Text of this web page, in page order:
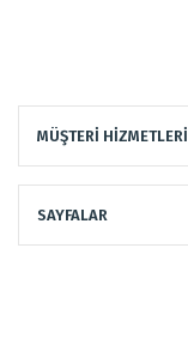
MÜŞTERİ HİZMETLERİ
SAYFALAR